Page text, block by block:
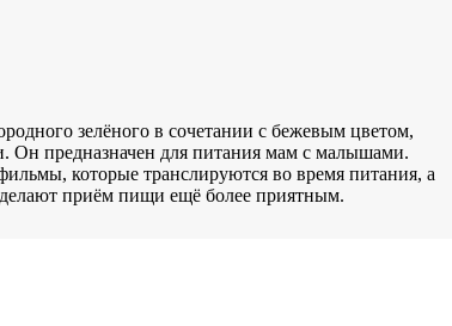
зелёного в сочетании с бежевым цветом,
Он предназначен для питания мам с малышами.
которые транслируются во время питания, а
приём пищи ещё более приятным.